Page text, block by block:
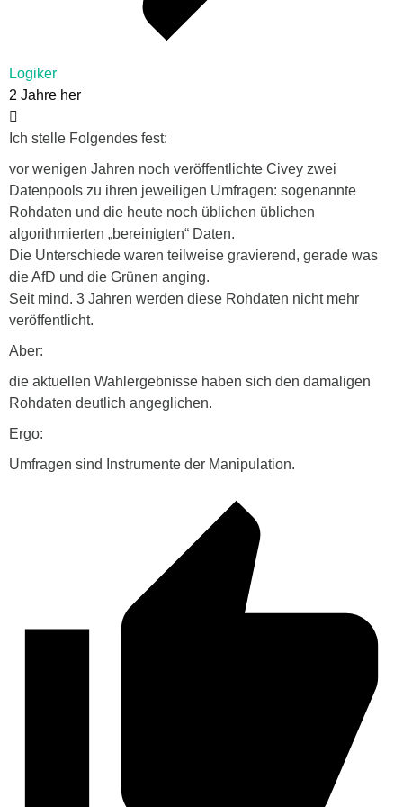
Logiker
2 Jahre her
Ich stelle Folgendes fest:
vor wenigen Jahren noch veröffentlichte Civey zwei
Datenpools zu ihren jeweiligen Umfragen: sogenannte
Rohdaten und die heute noch üblichen üblichen
algorithmierten „bereinigten“ Daten.
Die Unterschiede waren teilweise gravierend, gerade was
die AfD und die Grünen anging.
Seit mind. 3 Jahren werden diese Rohdaten nicht mehr
veröffentlicht.
Aber:
die aktuellen Wahlergebnisse haben sich den damaligen
Rohdaten deutlich angeglichen.
Ergo:
Umfragen sind Instrumente der Manipulation.